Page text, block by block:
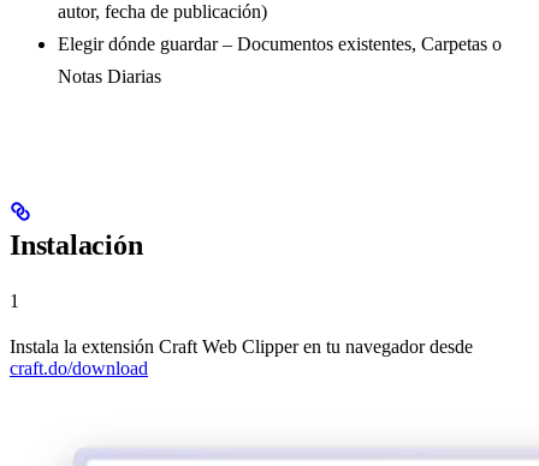
autor, fecha de publicación)
Elegir dónde guardar – Documentos existentes, Carpetas o
Notas Diarias
Instalación
1
Instala la extensión Craft Web Clipper en tu navegador desde
craft.do/download